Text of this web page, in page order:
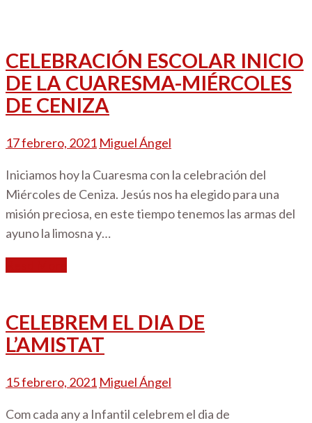
CELEBRACIÓN ESCOLAR INICIO
DE LA CUARESMA-MIÉRCOLES
DE CENIZA
17 febrero, 2021 Miguel Ángel
Iniciamos hoy la Cuaresma con la celebración del
Miércoles de Ceniza. Jesús nos ha elegido para una
misión preciosa, en este tiempo tenemos las armas del
ayuno la limosna y…
CELEBREM EL DIA DE
L’AMISTAT
15 febrero, 2021 Miguel Ángel
Com cada any a Infantil celebrem el dia de